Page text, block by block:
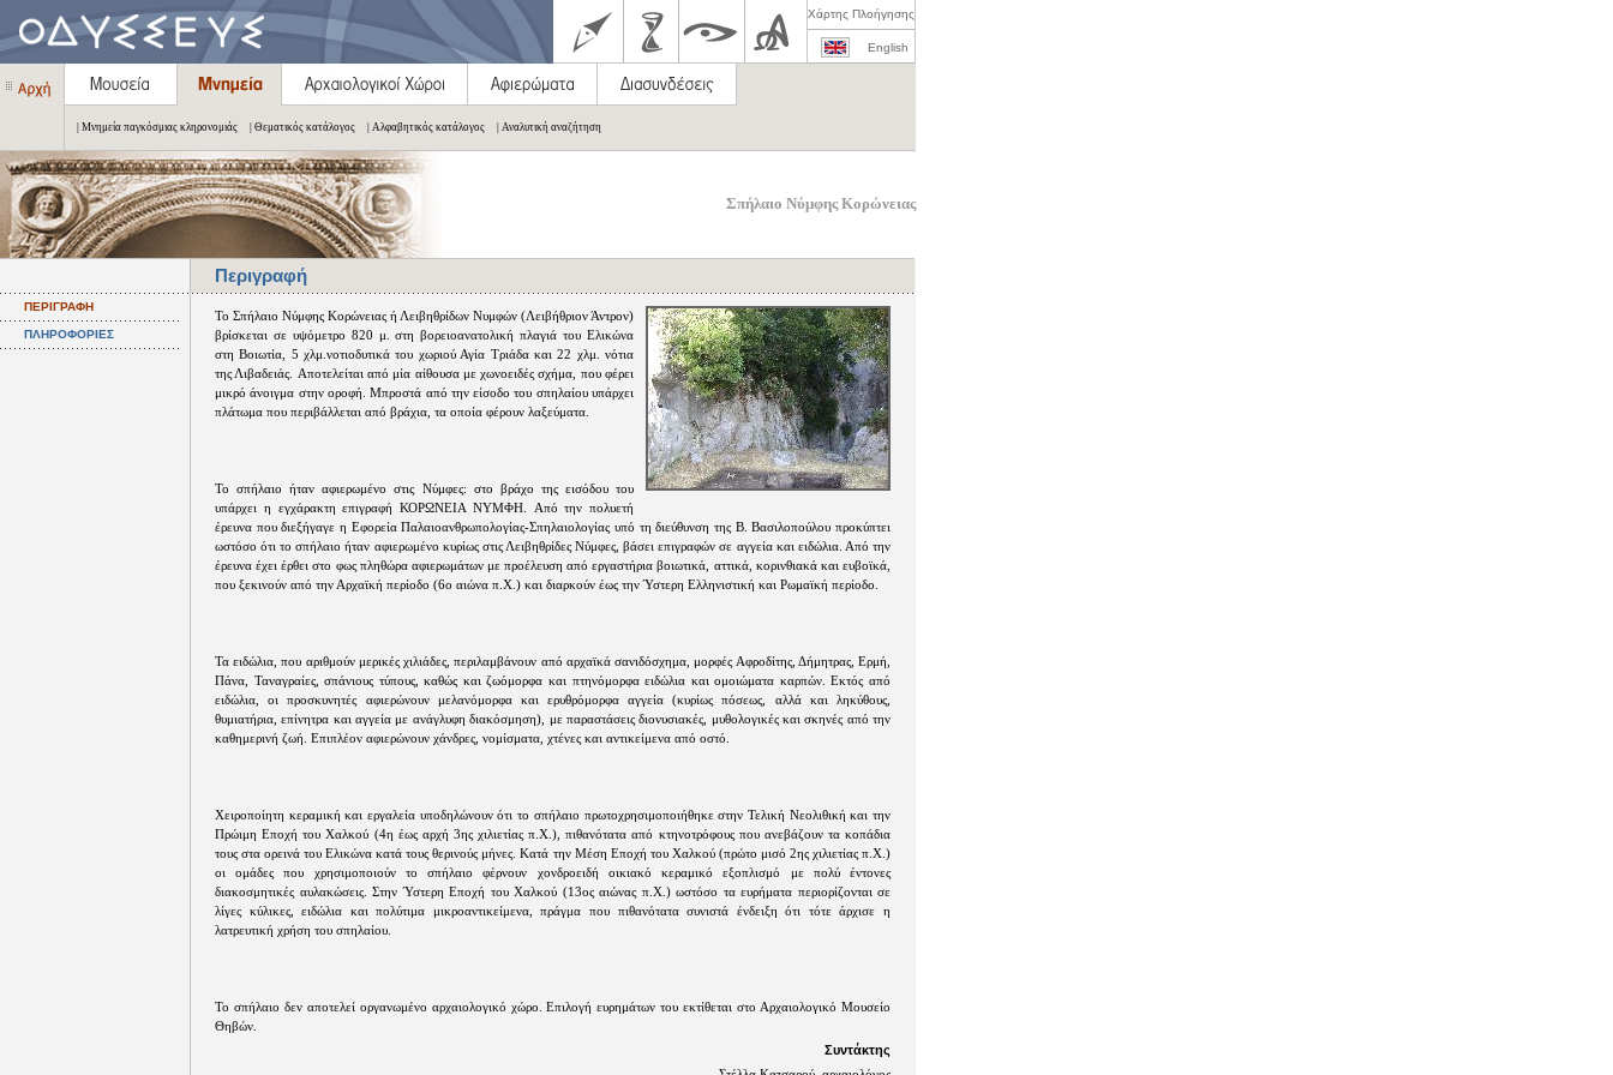
Χάρτης Πλοήγησης
English
| Μνημεία παγκόσμιας κληρονομιάς | Θεματικός κατάλογος | Αλφαβητικός κατάλογος | Αναλυτική αναζήτηση
Σπήλαιο Νύμφης Κορώνειας
Περιγραφή
ΠΕΡΙΓΡΑΦΗ
ΠΛΗΡΟΦΟΡΙΕΣ
Το Σπήλαιο Νύμφης Κορώνειας ή Λειβηθρίδων Νυμφών (Λειβήθριον Άντρον)
βρίσκεται σε υψόμετρο 820 μ. στη βορειοανατολική πλαγιά του Ελικώνα
στη Βοιωτία, 5 χλμ.νοτιοδυτικά του χωριού Αγία Τριάδα και 22 χλμ. νότια
της Λιβαδειάς. Aποτελείται από μία αίθουσα με χωνοειδές σχήμα, που φέρει
μικρό άνοιγμα στην οροφή. Μπροστά από την είσοδο του σπηλαίου υπάρχει
πλάτωμα που περιβάλλεται από βράχια, τα οποία φέρουν λαξεύματα.
Το σπήλαιο ήταν αφιερωμένο στις Νύμφες: στο βράχο της εισόδου του
υπάρχει η εγχάρακτη επιγραφή ΚΟΡΩΝΕΙΑ ΝΥΜΦΗ. Aπό την πολυετή
έρευνα που διεξήγαγε η Εφορεία Παλαιοανθρωπολογίας-Σπηλαιολογίας υπό τη διεύθυνση της Β. Βασιλοπούλου προκύπτει
ωστόσο ότι το σπήλαιο ήταν αφιερωμένο κυρίως στις Λειβηθρίδες Νύμφες, βάσει επιγραφών σε αγγεία και ειδώλια. Από την
έρευνα έχει έρθει στο φως πληθώρα αφιερωμάτων με προέλευση από εργαστήρια βοιωτικά, αττικά, κορινθιακά και ευβοϊκά,
που ξεκινούν από την Αρχαϊκή περίοδο (6ο αιώνα π.Χ.) και διαρκούν έως την Ύστερη Ελληνιστική και Ρωμαϊκή περίοδο.
Τα ειδώλια, που αριθμούν μερικές χιλιάδες, περιλαμβάνουν από αρχαϊκά σανιδόσχημα, μορφές Αφροδίτης, Δήμητρας, Ερμή,
Πάνα, Ταναγραίες, σπάνιους τύπους, καθώς και ζωόμορφα και πτηνόμορφα ειδώλια και ομοιώματα καρπών. Εκτός από
ειδώλια, οι προσκυνητές αφιερώνουν μελανόμορφα και ερυθρόμορφα αγγεία (κυρίως πόσεως, αλλά και ληκύθους,
θυμιατήρια, επίνητρα και αγγεία με ανάγλυφη διακόσμηση), με παραστάσεις διονυσιακές, μυθολογικές και σκηνές από την
καθημερινή ζωή. Επιπλέον αφιερώνουν χάνδρες, νομίσματα, χτένες και αντικείμενα από οστό.
Χειροποίητη κεραμική και εργαλεία υποδηλώνουν ότι το σπήλαιο πρωτοχρησιμοποιήθηκε στην Τελική Νεολιθική και την
Πρώιμη Εποχή του Χαλκού (4η έως αρχή 3ης χιλιετίας π.Χ.), πιθανότατα από κτηνοτρόφους που ανεβάζουν τα κοπάδια
τους στα ορεινά του Ελικώνα κατά τους θερινούς μήνες. Κατά την Μέση Εποχή του Χαλκού (πρώτο μισό 2ης χιλιετίας π.Χ.)
οι ομάδες που χρησιμοποιούν το σπήλαιο φέρνουν χονδροειδή οικιακό κεραμικό εξοπλισμό με πολύ έντονες
διακοσμητικές αυλακώσεις. Στην Ύστερη Εποχή του Χαλκού (13ος αιώνας π.Χ.) ωστόσο τα ευρήματα περιορίζονται σε
λίγες κύλικες, ειδώλια και πολύτιμα μικροαντικείμενα, πράγμα που πιθανότατα συνιστά ένδειξη ότι τότε άρχισε η
λατρευτική χρήση του σπηλαίου.
Το σπήλαιο δεν αποτελεί οργανωμένο αρχαιολογικό χώρο. Επιλογή ευρημάτων του εκτίθεται στο Αρχαιολογικό Μουσείο
Θηβών.
Συντάκτης